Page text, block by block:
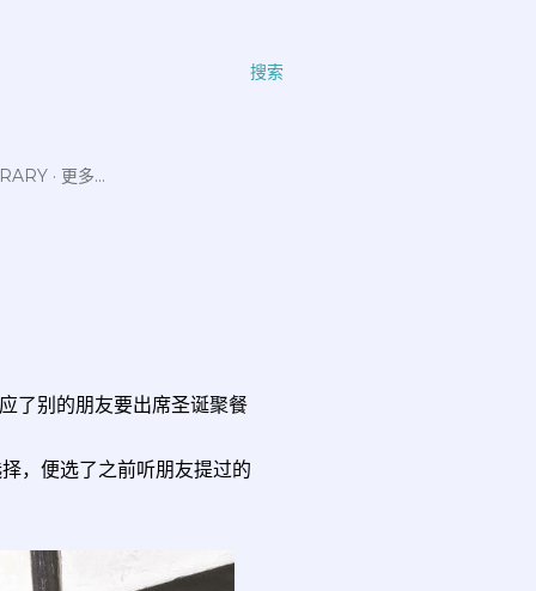
搜索
更多…
了别的朋友要出席圣诞聚餐
，便选了之前听朋友提过的